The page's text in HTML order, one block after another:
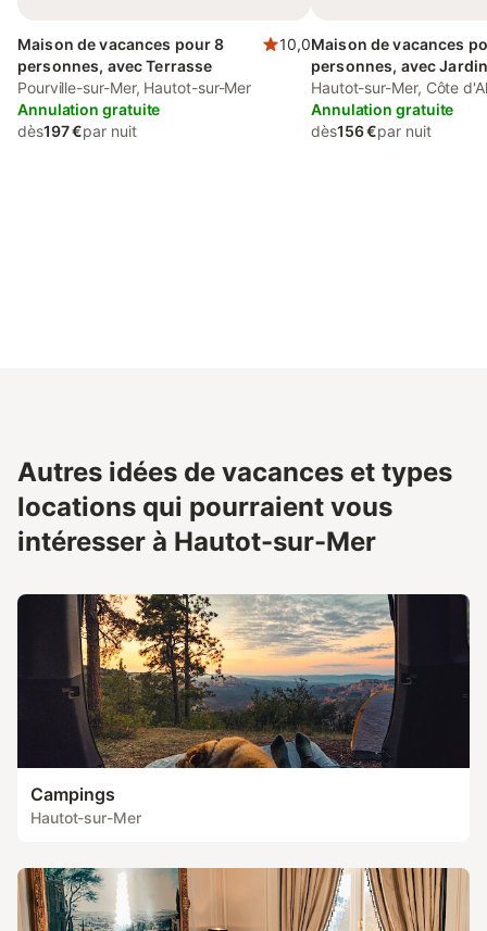
Maison de vacances pour 8
personnes, avec Terrasse
10,0
Pourville-sur-Mer, Hautot-sur-Mer
Annulation gratuite
dès197 €par nuit
Maison de vacances
personnes, avec
Hautot-sur-Mer, Côte
Annulation gratuite
dès156 €par nuit
Autres idées de vacances et types
locations qui pourraient vous
intéresser à Hautot-sur-Mer
Campings
Hautot-sur-Mer